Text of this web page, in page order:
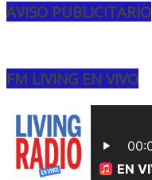
AVISO PUBLICITARIO
FM LIVING EN VIVO